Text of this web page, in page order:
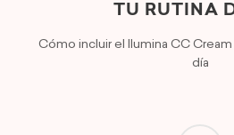
TU RUTINA
Cómo incluir el Ilumina CC
día